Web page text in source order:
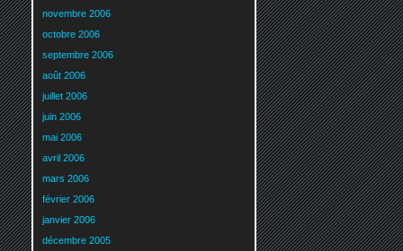
novembre 2006
octobre 2006
septembre 2006
août 2006
juillet 2006
juin 2006
mai 2006
avril 2006
mars 2006
février 2006
janvier 2006
décembre 2005